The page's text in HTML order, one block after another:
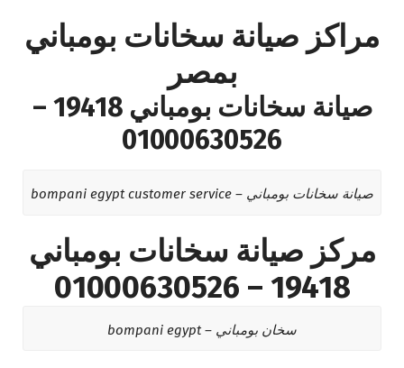
مراكز صيانة سخانات بومباني
بمصر
صيانة سخانات بومباني 19418 –
01000630526
صيانة سخانات بومباني – bompani egypt customer service
مركز صيانة سخانات بومباني
19418 – 01000630526
سخان بومباني – bompani egypt